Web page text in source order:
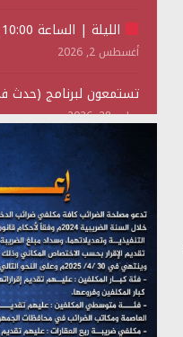
الليلة | الساعة 10:00 مساءً
أغسطس 2, 2026
تستمعون لبرنامج (حدث
يوليو 28, 2026
(نحن لا نهزم) بث مباشر
تستمعون لبرنامج
يوليو 28, 2026
مؤتمر صحفي لمركز عين
العدوان على اليمن
يوليو 27, 2026